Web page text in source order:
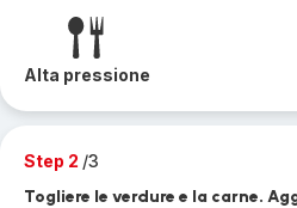
Alta pressione
Step 2 /3
Togliere le verdure e la carne.